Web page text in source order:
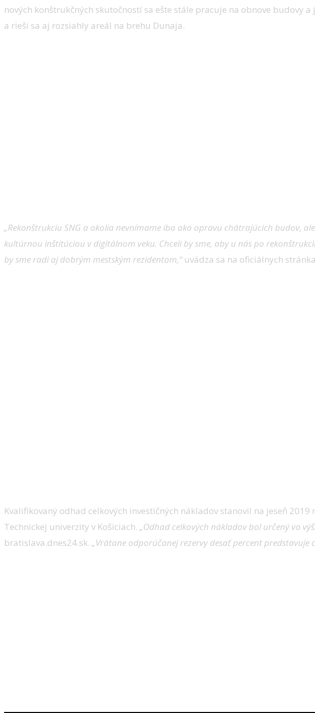
nových konštrukčných skutočností sa ešte stále pracuje na obnove
a rieši sa aj rozsiahly areál na brehu Dunaja.
„Rekonštrukciu SNG a okolia nevnímame iba ako opravu chátrajúcich budov,
kultúrnou inštitúciou v digitálnom veku. Chceli by sme, aby u nás po
by sme radi aj dobrým mestským rezidentom,“uvádza sa na oficiálnych
Kvalifikovaný odhad celkových investičných nákladov stanovil na jeseň
Technickej univerzity v Košiciach. „Odhad celkových nákladov bol určený vo
bratislava.dnes24.sk. „Vrátane odporúčanej rezervy desať percent predstavuje